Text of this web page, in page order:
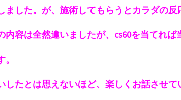
ました。が、施術してもらうとカラダの反
容は全然違いましたが、 cs60を当てれ
したとは思えないほど、楽し くお話させて